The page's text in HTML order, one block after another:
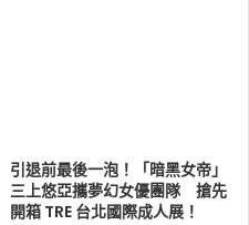
引退前最後一泡！「暗黑女帝」
三上悠亞攜夢幻女優團隊 搶先
開箱 TRE 台北國際成人展！